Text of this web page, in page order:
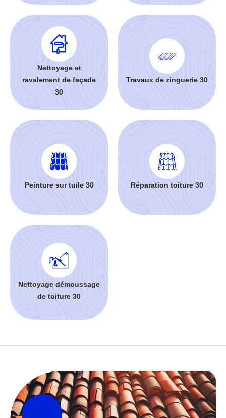
Nettoyage et
ravalement de façade
30
Travaux de zinguerie 30
Peinture sur tuile 30 Réparation toiture 30
Nettoyage démoussage
de toiture 30